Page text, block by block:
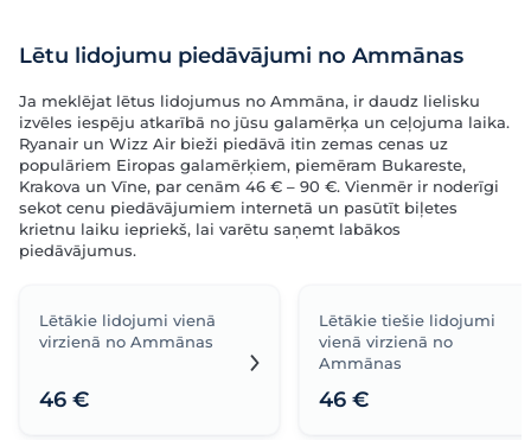
Lētu lidojumu piedāvājumi no Ammānas
Ja meklējat lētus lidojumus no Ammāna, ir daudz lielisku
izvēles iespēju atkarībā no jūsu galamērķa un ceļojuma laika.
Ryanair un Wizz Air bieži piedāvā itin zemas cenas uz
populāriem Eiropas galamērķiem, piemēram Bukareste,
Krakova un Vīne, par cenām 46 € – 90 €. Vienmēr ir noderīgi
sekot cenu piedāvājumiem internetā un pasūtīt biļetes
krietnu laiku iepriekš, lai varētu saņemt labākos
piedāvājumus.
Lētākie lidojumi vienā
virzienā no Ammānas
46 €
Lētākie tiešie lidojumi
vienā virzienā no
Ammānas
46 €